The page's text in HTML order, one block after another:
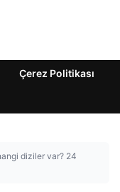
Çerez Politikası
diziler var? 24